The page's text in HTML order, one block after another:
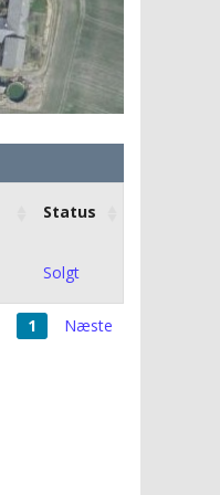
Status
Solgt
1 Næste